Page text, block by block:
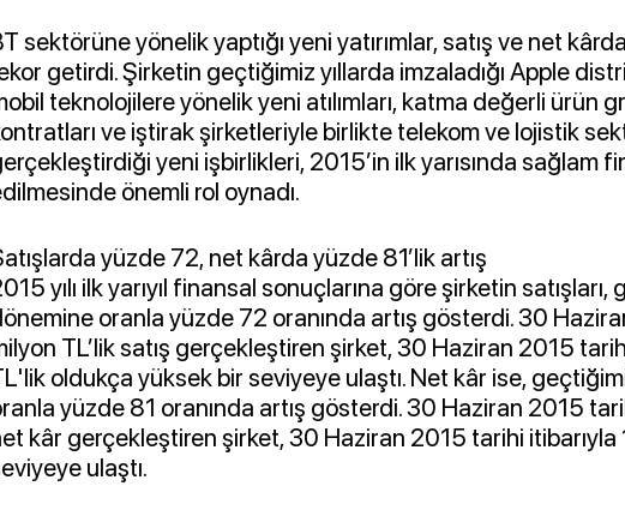
sektörüne yönelik yaptığı yeni yatırımlar, satış ve net
getirdi. Şirketin geçtiğimiz yıllarda imzaladığı Apple
teknolojilere yönelik yeni atılımları, katma değerli ürün
ve iştirak şirketleriyle birlikte telekom ve lojistik
yeni işbirlikleri, 2015’in ilk yarısında sağlam
önemli rol oynadı.
yüzde 72, net kârda yüzde 81’lik artış
yılı ilk yarıyıl finansal sonuçlarına göre şirketin satışları,
oranla yüzde 72 oranında artış gösterdi. 30
TL’lik satış gerçekleştiren şirket, 30 Haziran 2015
oldukça yüksek bir seviyeye ulaştı. Net kâr ise,
yüzde 81 oranında artış gösterdi. 30 Haziran 2015
kâr gerçekleştiren şirket, 30 Haziran 2015 tarihi itibarıyla
ulaştı.